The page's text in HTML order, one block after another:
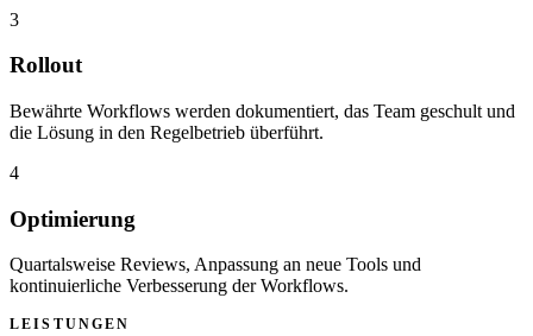
3
Rollout
Bewährte Workflows werden dokumentiert, das Team geschult und
die Lösung in den Regelbetrieb überführt.
4
Optimierung
Quartalsweise Reviews, Anpassung an neue Tools und
kontinuierliche Verbesserung der Workflows.
LEISTUNGEN